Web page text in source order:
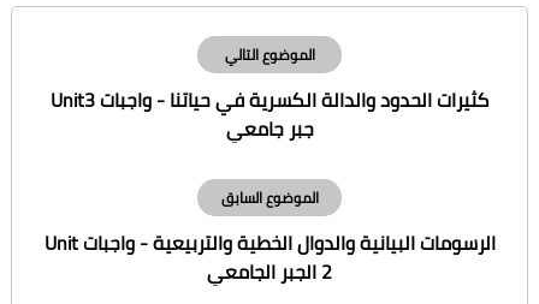
الموضوع التالي
كثيرات الحدود والدالة الكسرية في حياتنا - واجبات Unit3
جبر جامعي
الموضوع السابق
الرسومات البيانية والدوال الخطية والتربيعية - واجبات Unit
2 الجبر الجامعي